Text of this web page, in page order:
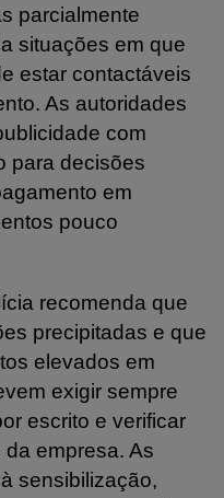
parcialmente
situações em que
estar contactáveis
As autoridades
com
para decisões
em
pouco
recomenda que
precipitadas e que
elevados em
exigir sempre
escrito e verificar
empresa. As
sensibilização,